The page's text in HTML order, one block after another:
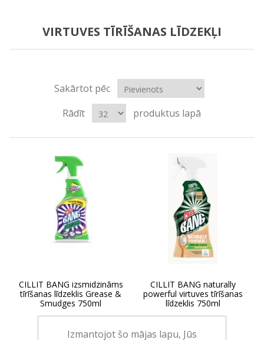
VIRTUVES TĪRĪŠANAS LĪDZEKĻI
Sakārtot pēc
Rādīt
produktus lapā
CILLIT BANG izsmidzināms
tīrīšanas līdzeklis Grease &
Smudges 750ml
CILLIT BANG naturally
powerful virtuves tīrīšanas
līdzeklis 750ml
Izmantojot šo mājas lapu, Jūs